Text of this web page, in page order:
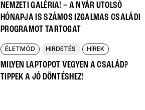
NEMZETI GALÉRIA! – A NYÁR UTOLSÓ
HÓNAPJA IS SZÁMOS IZGALMAS CSALÁDI
PROGRAMOT TARTOGAT
ÉLETMÓD HIRDETÉS HÍREK
MILYEN LAPTOPOT VEGYEN A CSALÁD?
TIPPEK A JÓ DÖNTÉSHEZ!